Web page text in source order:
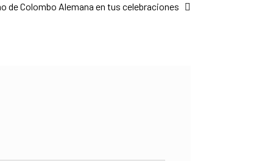
de Colombo Alemana en tus celebraciones